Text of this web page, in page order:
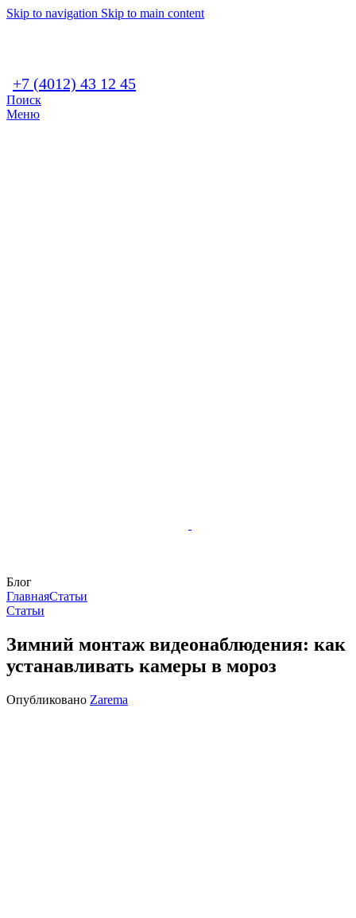
Skip to navigation Skip to main content
+7 (4012) 43 12 45
Поиск
Меню
Блог
ГлавнаяСтатьи
Статьи
Зимний монтаж видеонаблюдения: как
устанавливать камеры в мороз
Опубликовано Zarema